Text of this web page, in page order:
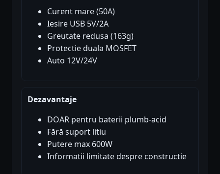
Curent mare (50A)
Iesire USB 5V/2A
Greutate redusa (163g)
Protectie duala MOSFET
Auto 12V/24V
Dezavantaje
DOAR pentru baterii plumb-acid
Fără suport litiu
Putere max 600W
Informatii limitate despre constructie